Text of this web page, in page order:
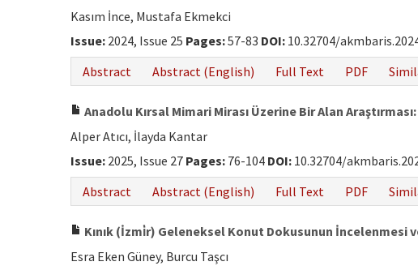
Kasım İnce, Mustafa Ekmekci
Issue: 2024, Issue 25 Pages:57-83 DOI: 10.32704/
Abstract
Abstract (English) Full Text PDF
Anadolu Kırsal Mimari Mirası Üzerine Bir Alan
Alper Atıcı, İlayda Kantar
Issue: 2025, Issue 27 Pages: 76-104 DOI: 10.32704/
Abstract
Abstract (English) Full Text PDF
Kınık (İzmi̇r) Geleneksel Konut Dokusunun İncelenmesi
Esra Eken Güney, Burcu Taşcı